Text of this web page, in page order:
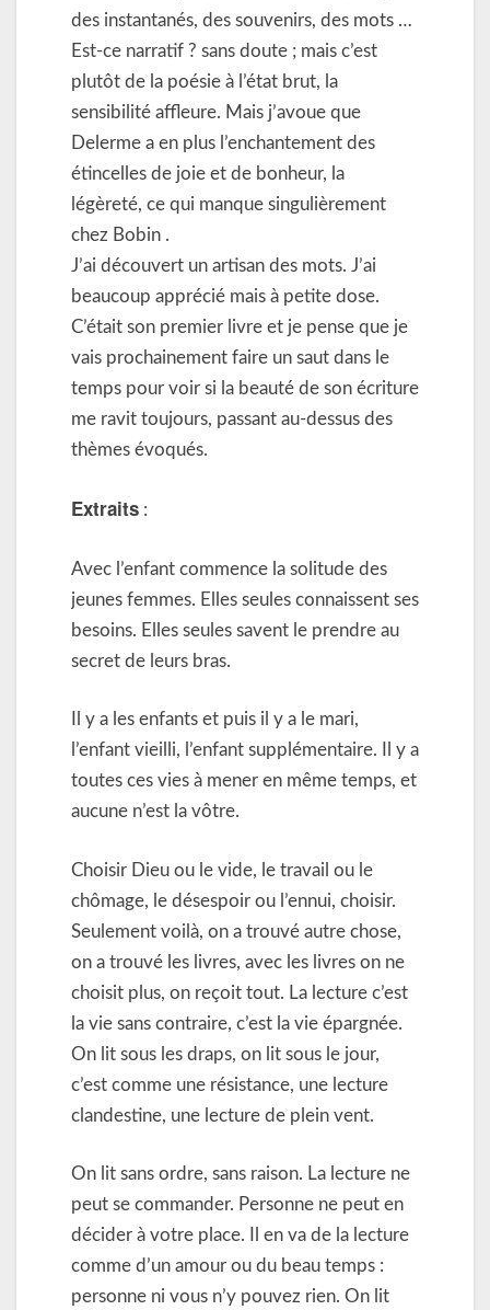
des instantanés, des souvenirs, des mots …
Est-ce narratif ? sans doute ; mais c’est
plutôt de la poésie à l’état brut, la
sensibilité affleure. Mais j’avoue que
Delerme a en plus l’enchantement des
étincelles de joie et de bonheur, la
légèreté, ce qui manque singulièrement
chez Bobin .
J’ai découvert un artisan des mots. J’ai
beaucoup apprécié mais à petite dose.
C’était son premier livre et je pense que je
vais prochainement faire un saut dans le
temps pour voir si la beauté de son écriture
me ravit toujours, passant au-dessus des
thèmes évoqués.
Extraits :
Avec l’enfant commence la solitude des
jeunes femmes. Elles seules connaissent ses
besoins. Elles seules savent le prendre au
secret de leurs bras.
Il y a les enfants et puis il y a le mari,
l’enfant vieilli, l’enfant supplémentaire. Il y a
toutes ces vies à mener en même temps, et
aucune n’est la vôtre.
Choisir Dieu ou le vide, le travail ou le
chômage, le désespoir ou l’ennui, choisir.
Seulement voilà, on a trouvé autre chose,
on a trouvé les livres, avec les livres on ne
choisit plus, on reçoit tout. La lecture c’est
la vie sans contraire, c’est la vie épargnée.
On lit sous les draps, on lit sous le jour,
c’est comme une résistance, une lecture
clandestine, une lecture de plein vent.
On lit sans ordre, sans raison. La lecture ne
peut se commander. Personne ne peut en
décider à votre place. Il en va de la lecture
comme d’un amour ou du beau temps :
personne ni vous n’y pouvez rien. On lit